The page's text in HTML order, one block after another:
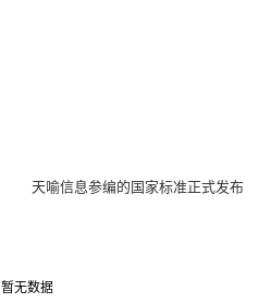
天喻信息参编的国家标准正式发布
暂无数据